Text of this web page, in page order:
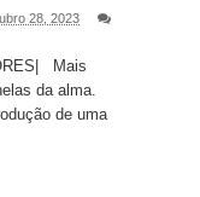
28, 2023
Mais
da alma.
de uma